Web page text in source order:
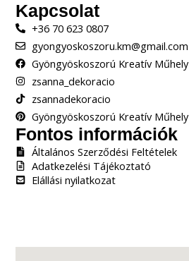
Kapcsolat
+36 70 623 0807
gyongyoskoszoru.km@gmail.com
Gyöngyöskoszorú Kreatív Műhely
zsanna_dekoracio
zsannadekoracio
Gyöngyöskoszorú Kreatív Műhely
Fontos információk
Általános Szerződési Feltételek
Adatkezelési Tájékoztató
Elállási nyilatkozat